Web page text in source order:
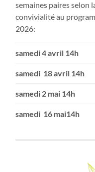
semaines paires selon
convivialité au
2026:
samedi 4 avril 14h
samedi 18 avril 14h
samedi 2 mai 14h
samedi 16 mai14h